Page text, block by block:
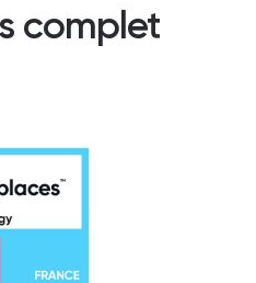
complet